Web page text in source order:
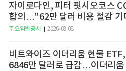
자이로다인, 피터 핏시오코스
합의…"62만 달러 비용 절감 기
주요임원공시 2026-08-08
비트와이즈 이더리움 현물
6846만 달러로 급감…이더리움